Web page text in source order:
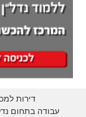
דירות
עבודה בתחום